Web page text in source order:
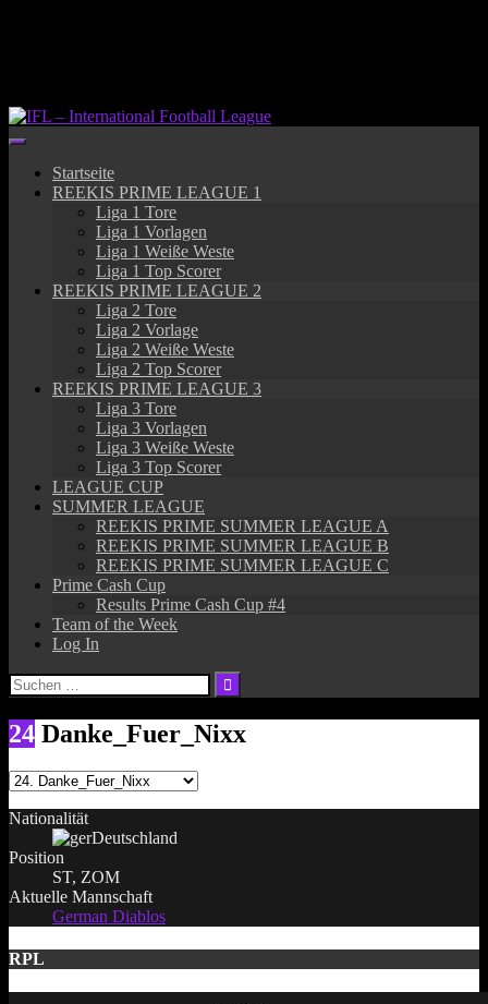
Startseite
REEKIS PRIME LEAGUE 1
Liga 1 Tore
Liga 1 Vorlagen
Liga 1 Weiße Weste
Liga 1 Top Scorer
REEKIS PRIME LEAGUE 2
Liga 2 Tore
Liga 2 Vorlage
Liga 2 Weiße Weste
Liga 2 Top Scorer
REEKIS PRIME LEAGUE 3
Liga 3 Tore
Liga 3 Vorlagen
Liga 3 Weiße Weste
Liga 3 Top Scorer
LEAGUE CUP
SUMMER LEAGUE
REEKIS PRIME SUMMER LEAGUE A
REEKIS PRIME SUMMER LEAGUE B
REEKIS PRIME SUMMER LEAGUE C
Prime Cash Cup
Results Prime Cash Cup #4
Team of the Week
Log In
Suchen
nach:
24 Danke_Fuer_Nixx
Nationalität
Deutschland
Position
ST, ZOM
Aktuelle Mannschaft
German Diablos
RPL